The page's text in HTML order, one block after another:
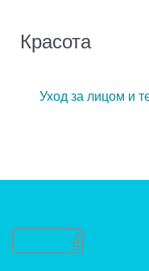
Красота
Уход за лицом и